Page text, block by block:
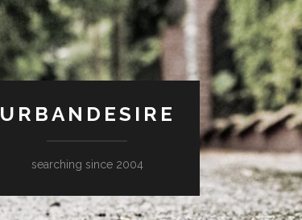
URBANDESIRE
searching since 2004